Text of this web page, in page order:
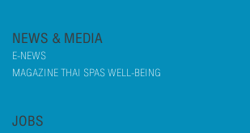
NEWS & MEDIA
E-NEWS
MAGAZINE THAI SPAS WELL-BEING
JOBS